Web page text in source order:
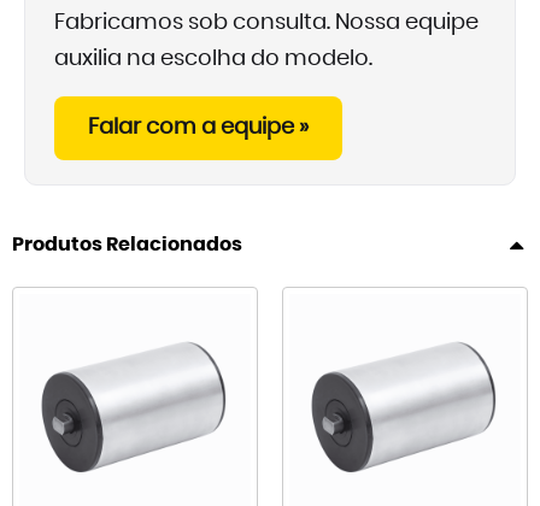
Fabricamos sob consulta. Nossa equipe
auxilia na escolha do modelo.
Falar com a equipe »
Produtos Relacionados